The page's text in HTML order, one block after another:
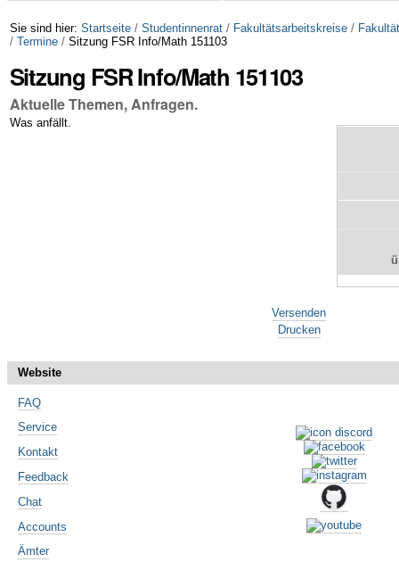
Sie sind hier: Startseite / Studentinnenrat / Fakultätsarbeitskreise /
/ Termine / Sitzung FSR Info/Math 151103
Sitzung FSR Info/Math 151103
Aktuelle Themen, Anfragen.
Was anfällt.
Versenden
Drucken
Website
FAQ
Service
Kontakt
Feedback
Chat
Accounts
Ämter